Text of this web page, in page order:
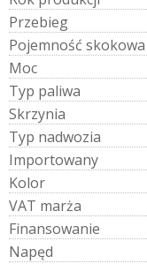
Przebieg
Pojemność skokowa
Moc
Typ paliwa
Skrzynia
Typ nadwozia
Importowany
Kolor
VAT marża
Finansowanie
Napęd